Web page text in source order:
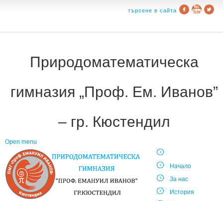
търсене в сайта
Природоматематическа
гимназия „Проф. Ем. Иванов”
– гр. Кюстендил
Open menu
Начало
За нас
История